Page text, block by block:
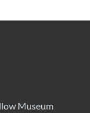
Museum